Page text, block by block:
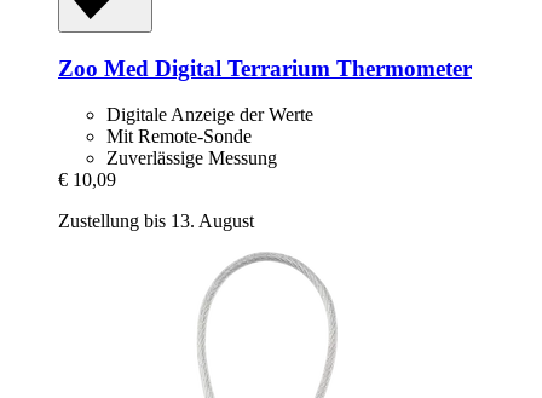
Zoo Med Digital Terrarium Thermometer
Digitale Anzeige der Werte
Mit Remote-Sonde
Zuverlässige Messung
€ 10,09
Zustellung bis 13. August